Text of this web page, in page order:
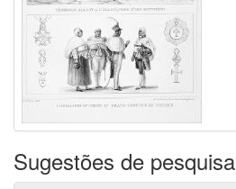
Sugestões de pesquisa